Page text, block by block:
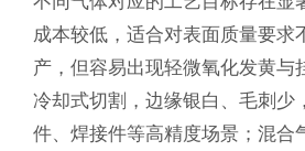
成本较低，适合对表面质量要求
产，但容易出现轻微氧化发黄与
冷却式切割，边缘银白、毛刺少
件、焊接件等高精度场景； 混合